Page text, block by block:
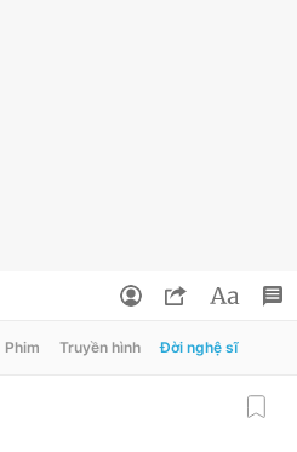
Phim Truyền hình Đời nghệ sĩ